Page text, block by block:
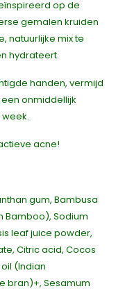
op de
gemalen kruiden
natuurlijke mix te
hydrateert.
handen, vermijd
onmiddellijk
acne!
gum, Bambusa
Bamboo), Sodium
leaf juice powder,
Citric acid, Cocos
(Indian
bran)+, Sesamum